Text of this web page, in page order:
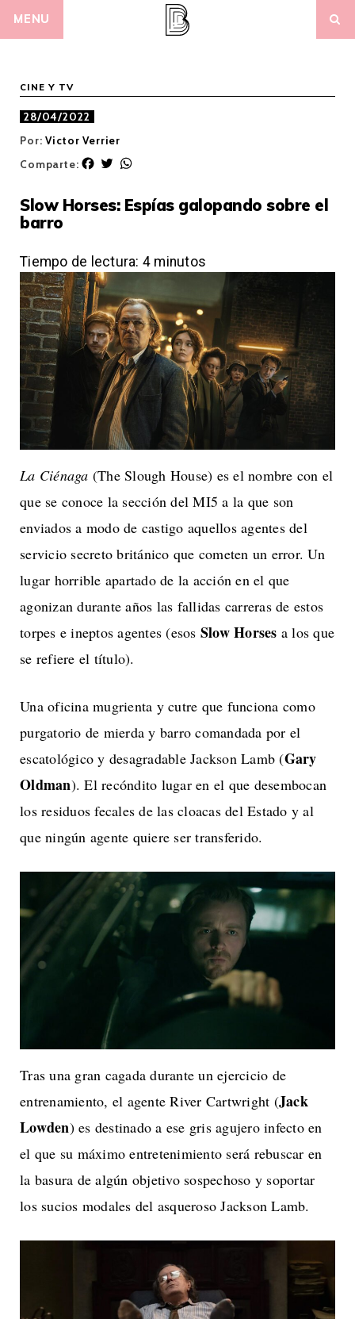
MENU
CINE Y TV
28/04/2022
Por:Victor Verrier
Comparte:
F
e
o
k
T
t
r
t
p
p
Slow Horses: Espías galopando sobre el
barro
Tiempo de lectura: 4 minutos
La Ciénaga (The Slough House) es el nombre con el
que se conoce la sección del MI5 a la que son
enviados a modo de castigo aquellos agentes del
servicio secreto británico que cometen un error. Un
lugar horrible apartado de la acción en el que
agonizan durante años las fallidas carreras de estos
torpes e ineptos agentes (esos Slow Horses a los que
se refiere el título).
Una oficina mugrienta y cutre que funciona como
purgatorio de mierda y barro comandada por el
escatológico y desagradable Jackson Lamb (Gary
Oldman). El recóndito lugar en el que desembocan
los residuos fecales de las cloacas del Estado y al
que ningún agente quiere ser transferido.
Tras una gran cagada durante un ejercicio de
entrenamiento, el agente River Cartwright (Jack
Lowden) es destinado a ese gris agujero infecto en
el que su máximo entretenimiento será rebuscar en
la basura de algún objetivo sospechoso y soportar
los sucios modales del asqueroso Jackson Lamb.